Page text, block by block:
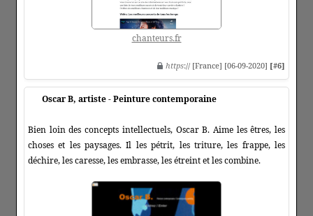
chanteurs.fr
https:// [France] [06-09-2020] [#6]
Oscar B, artiste - Peinture contemporaine
Bien loin des concepts intellectuels, Oscar B. Aime les êtres, les
choses et les paysages. Il les pétrit, les triture, les frappe, les
déchire, les caresse, les embrasse, les étreint et les combine.